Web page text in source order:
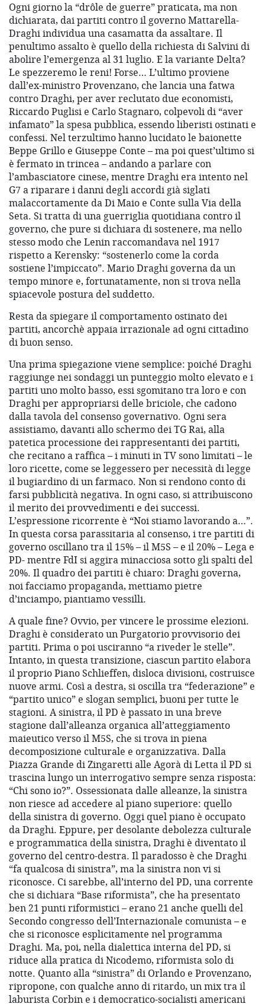
Ogni giorno la “drôle de guerre” praticata, ma non
dichiarata, dai partiti contro il governo Mattarella-
Draghi individua una casamatta da assaltare. Il
penultimo assalto è quello della richiesta di Salvini di
abolire l’emergenza al 31 luglio. E la variante Delta?
Le spezzeremo le reni! Forse… L’ultimo proviene
dall’ex-ministro Provenzano, che lancia una fatwa
contro Draghi, per aver reclutato due economisti,
Riccardo Puglisi e Carlo Stagnaro, colpevoli di “aver
infamato” la spesa pubblica, essendo liberisti ostinati e
confessi. Nel terzultimo hanno lucidato le baionette
Beppe Grillo e Giuseppe Conte – ma poi quest’ultimo si
è fermato in trincea – andando a parlare con
l’ambasciatore cinese, mentre Draghi era intento nel
G7 a riparare i danni degli accordi già siglati
malaccortamente da Di Maio e Conte sulla Via della
Seta. Si tratta di una guerriglia quotidiana contro il
governo, che pure si dichiara di sostenere, ma nello
stesso modo che Lenin raccomandava nel 1917
rispetto a Kerensky: “sostenerlo come la corda
sostiene l’impiccato”. Mario Draghi governa da un
tempo minore e, fortunatamente, non si trova nella
spiacevole postura del suddetto.
Resta da spiegare il comportamento ostinato dei
partiti, ancorchè appaia irrazionale ad ogni cittadino
di buon senso.
Una prima spiegazione viene semplice: poiché Draghi
raggiunge nei sondaggi un punteggio molto elevato e i
partiti uno molto basso, essi sgomitano tra loro e con
Draghi per appropriarsi delle briciole, che cadono
dalla tavola del consenso governativo. Ogni sera
assistiamo, davanti allo schermo dei TG Rai, alla
patetica processione dei rappresentanti dei partiti,
che recitano a raffica – i minuti in TV sono limitati – le
loro ricette, come se leggessero per necessità di legge
il bugiardino di un farmaco. Non si rendono conto di
farsi pubblicità negativa. In ogni caso, si attribuiscono
il merito dei provvedimenti e dei successi.
L’espressione ricorrente è “Noi stiamo lavorando a…”.
In questa corsa parassitaria al consenso, i tre partiti di
governo oscillano tra il 15% – il M5S – e il 20% – Lega e
PD- mentre FdI si aggira minacciosa sotto gli spalti del
20%. Il quadro dei partiti è chiaro: Draghi governa,
noi facciamo propaganda, mettiamo pietre
d’inciampo, piantiamo vessilli.
A quale fine? Ovvio, per vincere le prossime elezioni.
Draghi è considerato un Purgatorio provvisorio dei
partiti. Prima o poi usciranno “a riveder le stelle”.
Intanto, in questa transizione, ciascun partito elabora
il proprio Piano Schlieffen, disloca divisioni, costruisce
nuove armi. Così a destra, si oscilla tra “federazione” e
“partito unico” e slogan semplici, buoni per tutte le
stagioni. A sinistra, il PD è passato in una breve
stagione dall’alleanza organica all’atteggiamento
maieutico verso il M5S, che si trova in piena
decomposizione culturale e organizzativa. Dalla
Piazza Grande di Zingaretti alle Agorà di Letta il PD si
trascina lungo un interrogativo sempre senza risposta:
“Chi sono io?”. Ossessionata dalle alleanze, la sinistra
non riesce ad accedere al piano superiore: quello
della sinistra di governo. Oggi quel piano è occupato
da Draghi. Eppure, per desolante debolezza culturale
e programmatica della sinistra, Draghi è diventato il
governo del centro-destra. Il paradosso è che Draghi
“fa qualcosa di sinistra”, ma la sinistra non vi si
riconosce. Ci sarebbe, all’interno del PD, una corrente
che si dichiara “Base riformista”, che ha presentato
ben 21 punti riformistici – erano 21 anche quelli del
Secondo congresso dell’Internazionale comunista – e
che si riconosce esplicitamente nel programma
Draghi. Ma, poi, nella dialettica interna del PD, si
riduce alla pratica di Nicodemo, riformista solo di
notte. Quanto alla “sinistra” di Orlando e Provenzano,
ripropone, con qualche anno di ritardo, un mix tra il
laburista Corbin e i democratico-socialisti americani